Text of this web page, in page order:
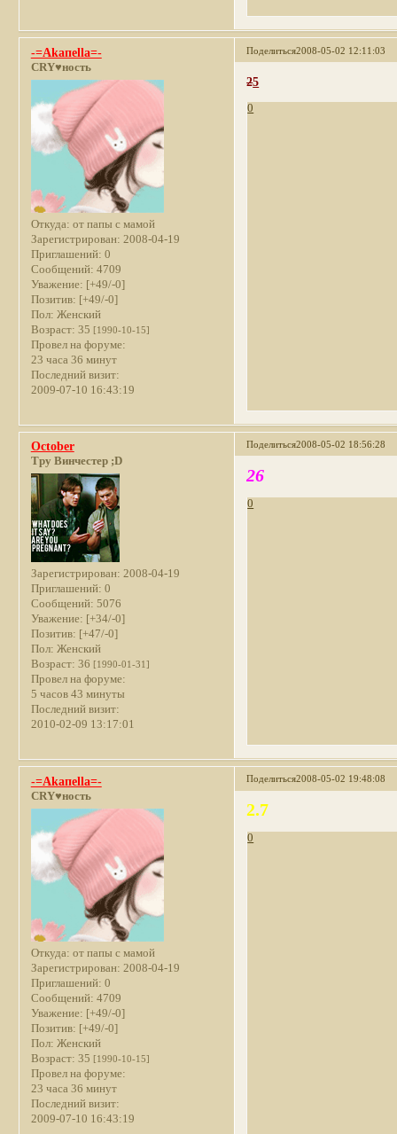
Поделиться2008-05-02 12:11:03
-=Akaпella=-
CRY♥ность
Откуда: от папы с мамой
Зарегистрирован: 2008-04-19
Приглашений: 0
Сообщений: 4709
Уважение: [+49/-0]
Позитив: [+49/-0]
Пол: Женский
Возраст: 35 [1990-10-15]
Провел на форуме:
23 часа 36 минут
Последний визит:
2009-07-10 16:43:19
25
0
Поделиться2008-05-02 18:56:28
October
Тру Винчестер ;D
Зарегистрирован: 2008-04-19
Приглашений: 0
Сообщений: 5076
Уважение: [+34/-0]
Позитив: [+47/-0]
Пол: Женский
Возраст: 36 [1990-01-31]
Провел на форуме:
5 часов 43 минуты
Последний визит:
2010-02-09 13:17:01
26
0
Поделиться2008-05-02 19:48:08
-=Akaпella=-
CRY♥ность
Откуда: от папы с мамой
Зарегистрирован: 2008-04-19
Приглашений: 0
Сообщений: 4709
Уважение: [+49/-0]
Позитив: [+49/-0]
Пол: Женский
Возраст: 35 [1990-10-15]
Провел на форуме:
23 часа 36 минут
Последний визит:
2009-07-10 16:43:19
2.7
0